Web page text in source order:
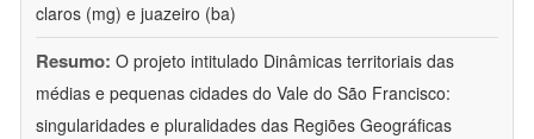
claros (mg) e juazeiro (ba)
Resumo: O projeto intitulado Dinâmicas territoriais das
médias e pequenas cidades do Vale do São Francisco:
singularidades e pluralidades das Regiões Geográficas